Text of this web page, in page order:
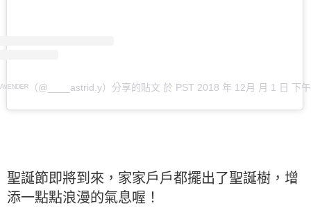
（@____astrid.y）分享的貼文 於 PST 2018 年 12月 月 1 日 下
聖誕節即將到來，家家戶戶都擺出了聖誕樹，增
添一點點浪漫的氣息喔！